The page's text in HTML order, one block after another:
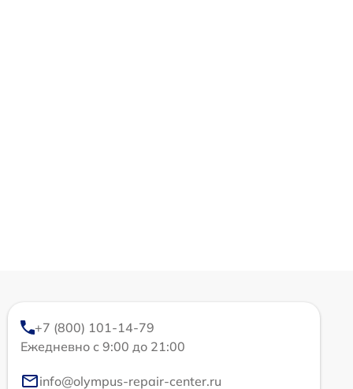
+7 (800) 101-14-79
Ежедневно с 9:00 до 21:00
info@olympus-repair-center.ru